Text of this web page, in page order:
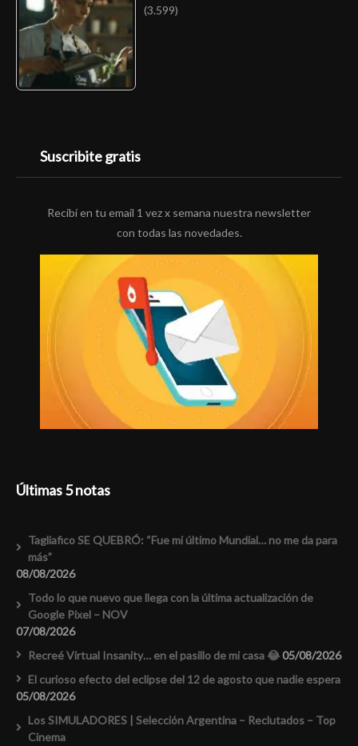
(3.599)
Suscribite gratis
Recibí en tu email 1 vez x semana nuestra newsletter
con todas las novedades.
Últimas 5 notas
Tagliafico SE QUEBRÓ: “Fue mi último Mundial… no me da para
más”
08/08/2026
Todo lo que nuevo que llega con la última actualización de
Google Pixel – NOV
07/08/2026
Recreé Virtual Insanity… en el pasillo de mi casa 😂05/08/2026
El curioso efecto del eclipse del 12 de agosto que nadie espera
05/08/2026
Los SIMULADORES | Selección Argentina – Reclutados – Top
Cinema